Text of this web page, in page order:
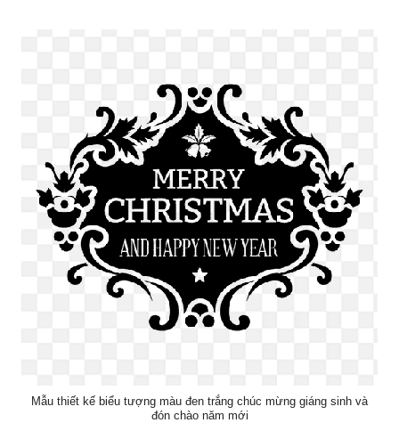
Mẫu thiết kế biểu tượng màu đen trắng chúc mừng giáng sinh và
đón chào năm mới